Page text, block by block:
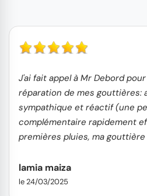
J'ai fait appel à Mr Debord
réparation de mes gouttières:
sympathique et réactif (une
complémentaire rapidement
premières pluies, ma
lamia maiza
le 24/03/2025